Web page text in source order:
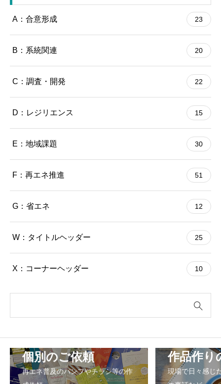
A：合意形成 23
B：系統関連 20
C：調査・開発 22
D：レジリエンス 15
E：地域課題 30
F：再エネ推進 51
G：省エネ 12
W：タイトルヘッダー 25
X：コーナーヘッダー 10
個別のご依頼
再エネ普及のパンフやチラシ等の作
作品作り
現場で日々感じ